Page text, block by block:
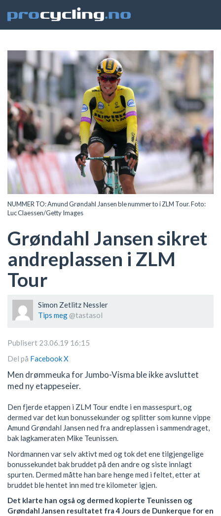
NUMMER TO: Amund Grøndahl Jansen ble nummer to i ZLM Tour. Foto:
Luc Claessen/Getty Images
Grøndahl Jansen sikret
andreplassen i ZLM
Tour
Simon Zetlitz Nessler
Tips meg @tastasol
Publisert 23.06.19 16:15
Del på FacebookX
Men drømmeuka for Jumbo-Visma ble ikke avsluttet
med ny etappeseier.
Den fjerde etappen i ZLM Tour endte i en massespurt, og
dermed var det kun bonussekunder og splitter som kunne vippe
Amund Grøndahl Jansen ned fra andreplassen i sammendraget,
bak lagkameraten Mike Teunissen.
Nordmannen var selv aktivt med og tok det ene tilgjengelige
bonussekundet bak bruddet på den andre og siste innlagt
spurten. Dermed måtte han bare henge med i feltet, etter at
bruddet ble hentet inn med tre kilometer igjen.
Det klarte han også og dermed kopierte Teunissen og
Grøndahl Jansen resultatet fra 4 Jours de Dunkerque for en